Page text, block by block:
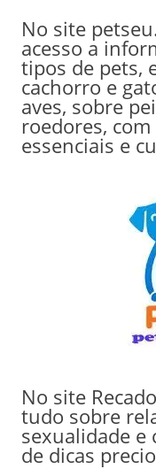
No site
acesso a
tipos de pets,
cachorro e
aves, sobre
roedores,
essenciais e
No site
tudo sobre
sexualidade e
de dicas